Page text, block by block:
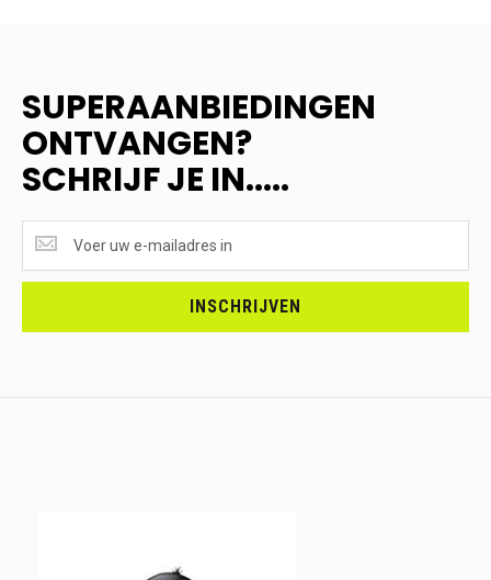
SUPERAANBIEDINGEN
ONTVANGEN?
SCHRIJF JE IN.....
ONTVANGEN?
<br>SCHRIJF
INSCHRIJVEN